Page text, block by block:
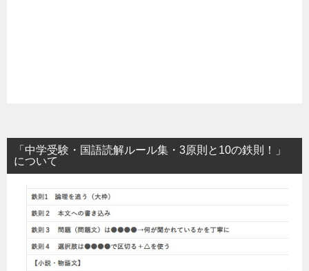
「中学受験・国語読解ルール集・3原則と10の鉄則！」
について